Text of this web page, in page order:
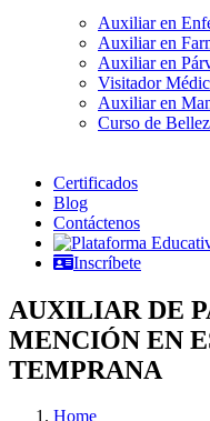
Auxiliar en
Auxiliar en
Auxiliar en
Visitador
Auxiliar en
Curso de
Certificados
Blog
Contáctenos
Inscríbete
AUXILIAR DE
MENCIÓN EN
TEMPRANA
Home